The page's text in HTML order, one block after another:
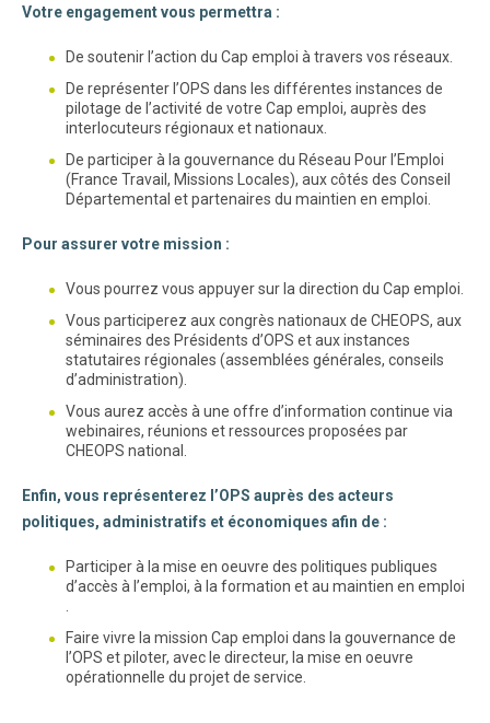
Votre engagement vous permettra :
De soutenir l’action du Cap emploi à travers vos réseaux.
De représenter l’OPS dans les différentes instances de
pilotage de l’activité de votre Cap emploi, auprès des
interlocuteurs régionaux et nationaux.
De participer à la gouvernance du Réseau Pour l’Emploi
(France Travail, Missions Locales), aux côtés des Conseil
Départemental et partenaires du maintien en emploi.
Pour assurer votre mission :
Vous pourrez vous appuyer sur la direction du Cap emploi.
Vous participerez aux congrès nationaux de CHEOPS, aux
séminaires des Présidents d’OPS et aux instances
statutaires régionales (assemblées générales, conseils
d’administration).
Vous aurez accès à une offre d’information continue via
webinaires, réunions et ressources proposées par
CHEOPS national.
Enfin, vous représenterez l’OPS auprès des acteurs
politiques, administratifs et économiques afin de :
Participer à la mise en oeuvre des politiques publiques
d’accès à l’emploi, à la formation et au maintien en emploi
Faire vivre la mission Cap emploi dans la gouvernance de
l’OPS et piloter, avec le directeur, la mise en oeuvre
opérationnelle du projet de service.